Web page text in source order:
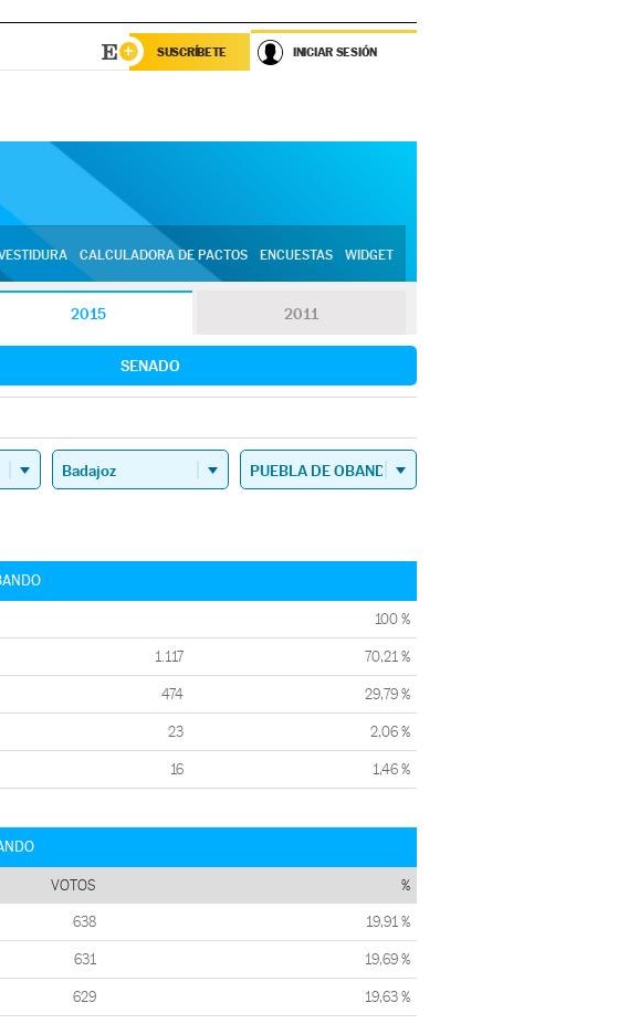
SUSCRÍBETE INICIAR SESIÓN
CALCULADORA DE PACTOS ENCUESTAS WIDGET
2015 2011
SENADO
100 %
1.117 70,21 %
474 29,79 %
23 2,06 %
16 1,46 %
VOTOS %
638 19,91 %
631 19,69 %
629 19,63 %